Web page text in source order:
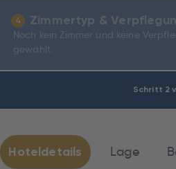
Schritt 2
4 Zimmertyp &
Noch kein Zimmer und keine
gewählt.
Hoteldetails Lage